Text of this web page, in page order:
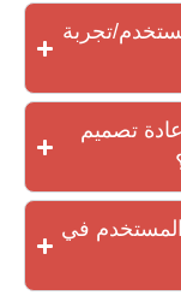
تجربة
تصميم
في